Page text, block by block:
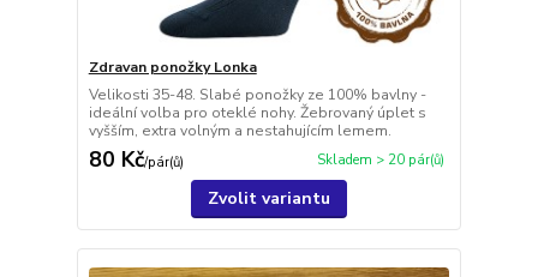
Zdravan ponožky Lonka
Velikosti 35-48. Slabé ponožky ze 100% bavlny -
ideální volba pro oteklé nohy. Žebrovaný úplet s
vyšším, extra volným a nestahujícím lemem.
80 Kč/pár(ů) Skladem > 20 pár(ů)
Zvolit variantu